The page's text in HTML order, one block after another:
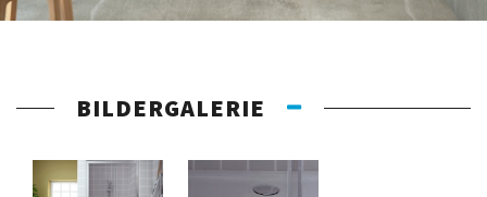
BILDERGALERIE